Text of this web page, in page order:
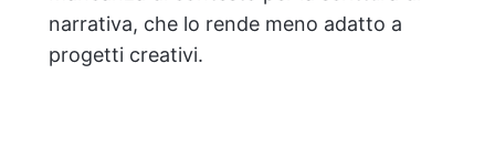
narrativa, che lo rende meno adatto a
progetti creativi.